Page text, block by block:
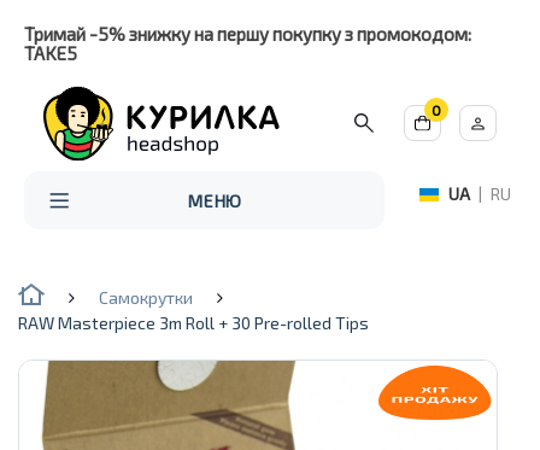
Тримай -5% знижку на першу покупку з промокодом:
TAKE5
0
МЕНЮ UA | RU
Самокрутки
RAW Masterpiece 3m Roll + 30 Pre-rolled Tips